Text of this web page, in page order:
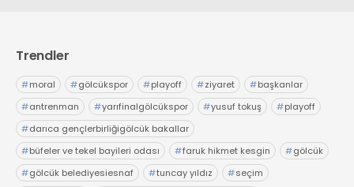
Trendler
#moral #gölcükspor #playoff #ziyaret #başkanlar
#antrenman #yarıfinalgölcükspor #yusuf tokuş #playoff
#darıca gençlerbirliğigölcük bakallar
#büfeler ve tekel bayileri odası #faruk hikmet kesgin #gölcük
#gölcük belediyesiesnaf #tuncay yıldız #seçim